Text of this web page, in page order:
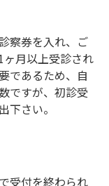
察券を入れ、ご
月以上受診され
であるため、自
ですが、初診受
下さい。
受付を終わられ